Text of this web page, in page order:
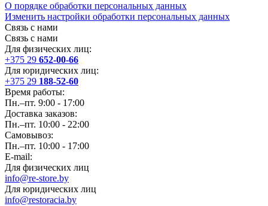
О порядке обработки персональных данных
Изменить настройки обработки персональных данных
Связь с нами
Связь с нами
Для физических лиц:
+375 29 652-00-66
Для юридических лиц:
+375 29 188-52-60
Время работы:
Пн.–пт. 9:00 - 17:00
Доставка заказов:
Пн.–пт. 10:00 - 22:00
Самовывоз:
Пн.–пт. 10:00 - 17:00
E-mail:
Для физических лиц
info@re-store.by
Для юридических лиц
info@restoracia.by